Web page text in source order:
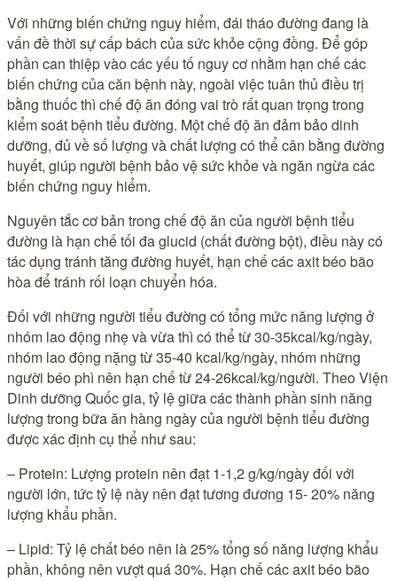
Với những biến chứng nguy hiểm, đái tháo đường đang là
vấn đề thời sự cấp bách của sức khỏe cộng đồng. Để góp
phần can thiệp vào các yếu tố nguy cơ nhằm hạn chế các
biến chứng của căn bệnh này, ngoài việc tuân thủ điều trị
bằng thuốc thì chế độ ăn đóng vai trò rất quan trọng trong
kiểm soát bệnh tiểu đường. Một chế độ ăn đảm bảo dinh
dưỡng, đủ về số lượng và chất lượng có thể cân bằng đường
huyết, giúp người bệnh bảo vệ sức khỏe và ngăn ngừa các
biến chứng nguy hiểm.
Nguyên tắc cơ bản trong chế độ ăn của người bệnh tiểu
đường là hạn chế tối đa glucid (chất đường bột), điều này có
tác dụng tránh tăng đường huyết, hạn chế các axit béo bão
hòa để tránh rối loạn chuyển hóa.
Đối với những người tiểu đường có tổng mức năng lượng ở
nhóm lao động nhẹ và vừa thì có thể từ 30-35kcal/kg/ngày,
nhóm lao động nặng từ 35-40 kcal/kg/ngày, nhóm những
người béo phì nên hạn chế từ 24-26kcal/kg/người. Theo Viện
Dinh dưỡng Quốc gia, tỷ lệ giữa các thành phần sinh năng
lượng trong bữa ăn hàng ngày của người bệnh tiểu đường
được xác định cụ thể như sau:
– Protein: Lượng protein nên đạt 1-1,2 g/kg/ngày đối với
người lớn, tức tỷ lệ này nên đạt tương đương 15- 20% năng
lượng khẩu phần.
– Lipid: Tỷ lệ chất béo nên là 25% tổng số năng lượng khẩu
phần, không nên vượt quá 30%. Hạn chế các axit béo bão